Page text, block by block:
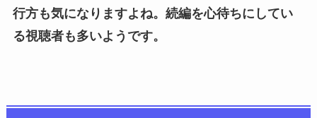
行方も気になりますよね。続編を心待ちにしてい
る視聴者も多いようです。